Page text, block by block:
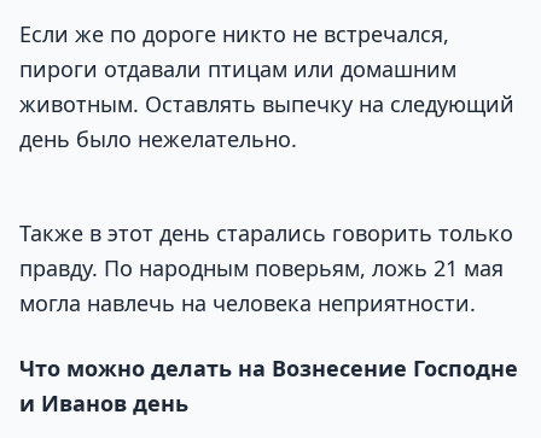
Если же по дороге никто не встречался,
пироги отдавали птицам или домашним
животным. Оставлять выпечку на следующий
день было нежелательно.
Также в этот день старались говорить только
правду. По народным поверьям, ложь 21 мая
могла навлечь на человека неприятности.
Что можно делать на Вознесение Господне
и Иванов день